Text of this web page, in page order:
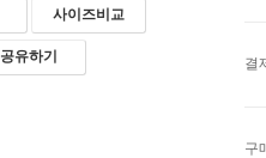
사이즈비교
공유하기 결
구